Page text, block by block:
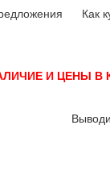
Как
И ЦЕНЫ В